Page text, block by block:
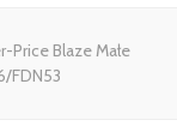
Price Blaze Małe
FDN53